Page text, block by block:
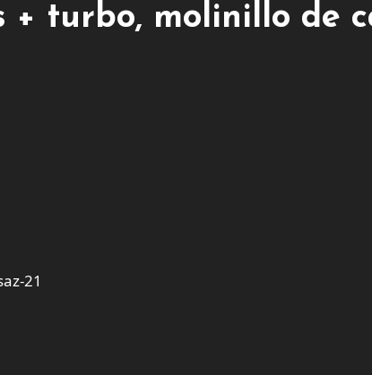
+ turbo, molinillo de
21